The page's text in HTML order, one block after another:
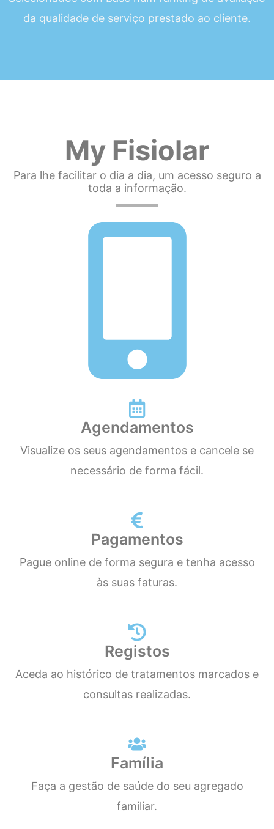
da qualidade de serviço prestado ao cliente.
My Fisiolar
Para lhe facilitar o dia a dia, um acesso seguro a
toda a informação.
Agendamentos
Visualize os seus agendamentos e cancele se
necessário de forma fácil.
Pagamentos
Pague online de forma segura e tenha acesso
às suas faturas.
Registos
Aceda ao histórico de tratamentos marcados e
consultas realizadas.
Família
Faça a gestão de saúde do seu agregado
familiar.